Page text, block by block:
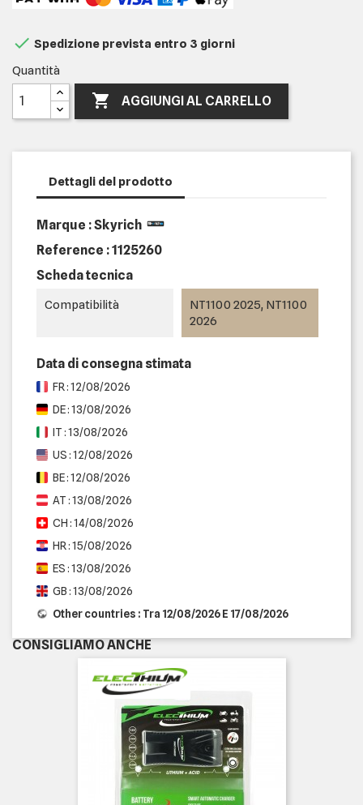
 Spedizione prevista entro 3 giorni
Quantità
 AGGIUNGI AL CARRELLO
Dettagli del prodotto
Marque : Skyrich
Reference :1125260
Scheda tecnica
Compatibilità
NT1100 2025, NT1100
2026
Data di consegna stimata
FR : 12/08/2026
DE : 13/08/2026
IT : 13/08/2026
US : 12/08/2026
BE : 12/08/2026
AT : 13/08/2026
CH : 14/08/2026
HR : 15/08/2026
ES : 13/08/2026
GB : 13/08/2026
Other countries : Tra 12/08/2026 E 17/08/2026
CONSIGLIAMO ANCHE